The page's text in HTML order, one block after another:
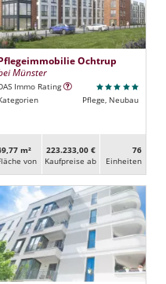
Ochtrup
Münster
Immo Rating
Pflege, Neubau
m²
von
223.233,00 €
Kaufpreise ab
76
Ein­heiten